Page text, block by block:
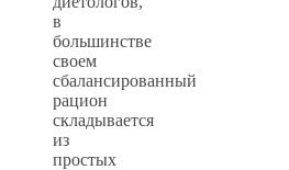
в
большинстве
своем
сбалансированный
рацион
складывается
из
простых